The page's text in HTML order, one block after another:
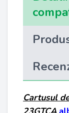
Cartusul